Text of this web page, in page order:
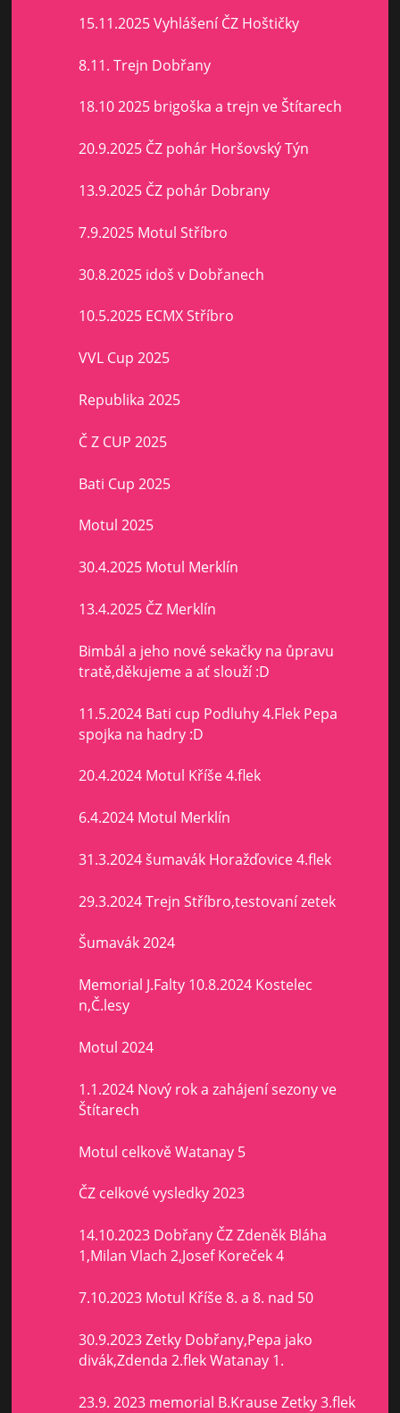
15.11.2025 Vyhlášení ČZ Hoštičky
8.11. Trejn Dobřany
18.10 2025 brigoška a trejn ve Štítarech
20.9.2025 ČZ pohár Horšovský Týn
13.9.2025 ČZ pohár Dobrany
7.9.2025 Motul Stříbro
30.8.2025 idoš v Dobřanech
10.5.2025 ECMX Stříbro
VVL Cup 2025
Republika 2025
Č Z CUP 2025
Bati Cup 2025
Motul 2025
30.4.2025 Motul Merklín
13.4.2025 ČZ Merklín
Bimbál a jeho nové sekačky na ůpravu
tratě,děkujeme a ať slouží :D
11.5.2024 Bati cup Podluhy 4.Flek Pepa
spojka na hadry :D
20.4.2024 Motul Kříše 4.flek
6.4.2024 Motul Merklín
31.3.2024 šumavák Horažďovice 4.flek
29.3.2024 Trejn Stříbro,testovaní zetek
Šumavák 2024
Memorial J.Falty 10.8.2024 Kostelec
n,Č.lesy
Motul 2024
1.1.2024 Nový rok a zahájení sezony ve
Štítarech
Motul celkově Watanay 5
ČZ celkové vysledky 2023
14.10.2023 Dobřany ČZ Zdeněk Bláha
1,Milan Vlach 2,Josef Koreček 4
7.10.2023 Motul Kříše 8. a 8. nad 50
30.9.2023 Zetky Dobřany,Pepa jako
divák,Zdenda 2.flek Watanay 1.
23.9. 2023 memorial B.Krause Zetky 3.flek